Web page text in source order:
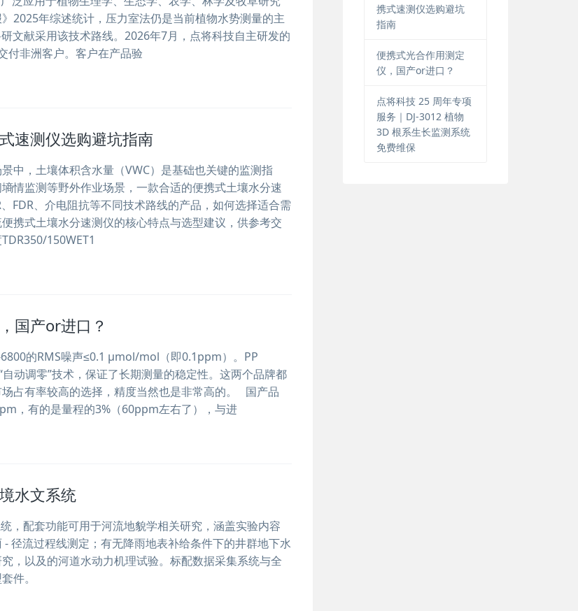
2025年综述统计，压力室法仍是当前植物水势测量的主
文献采用该技术路线。2026年7月，点将科技自主研发的
付非洲客户。客户在产品验
速测仪选购避坑指南
中，土壤体积含水量（VWC）是基础也关键的监测指
情监测等野外作业场景，一款合适的便携式土壤水分速
FDR、介电阻抗等不同技术路线的产品，如何选择适合需
携式土壤水分速测仪的核心特点与选型建议，供参考交
150WET1
国产or进口？
的RMS噪声≤0.1 μmol/mol（即0.1ppm）。PP
动调零”技术，保证了长期测量的稳定性。这两个品牌都
占有率较高的选择，精度当然也是非常高的。 国产品
，有的是量程的3%（60ppm左右了），与进
水文系统
，配套功能可用于河流地貌学相关研究，涵盖实验内容
径流过程线测定；有无降雨地表补给条件下的井群地下水
，以及的河道水动力机理试验。标配数据采集系统与全
件。
携式速测仪选购避坑
指南
便携式光合作用测定
仪，国产or进口？
点将科技 25 周年专项
服务｜DJ-3012 植物
3D 根系生长监测系统
免费维保